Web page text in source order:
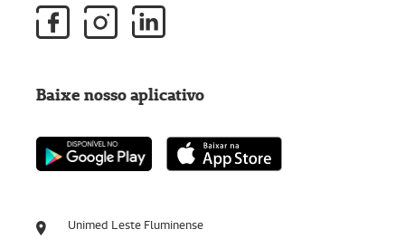
Unimed Leste Fluminense
Baixe nosso aplicativo